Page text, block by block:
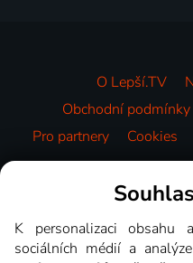
O Lepší.TV
Obchodní podmínky
Pro partnery
Cookies
K personalizaci obsahu
sociálních médií a